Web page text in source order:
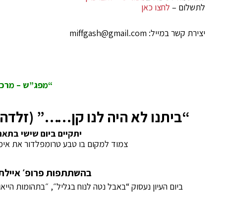
לתשלום – לחצו כאן
יצירת קשר במייל: miffgash@gmail.com
“מפג”ש –
“ביתנו לא היה לנו קן……”
יתקיים ביום שישי בתאריך 4.9.26 בשעות 08:30-14:30 בכפר גלעדי
צמוד למקום בו טבע טרומפלדור את
בהשתתפות פרופ׳
ביום העיון נעסוק “באבל נטה לנוח בגליל״, ״בתהומות